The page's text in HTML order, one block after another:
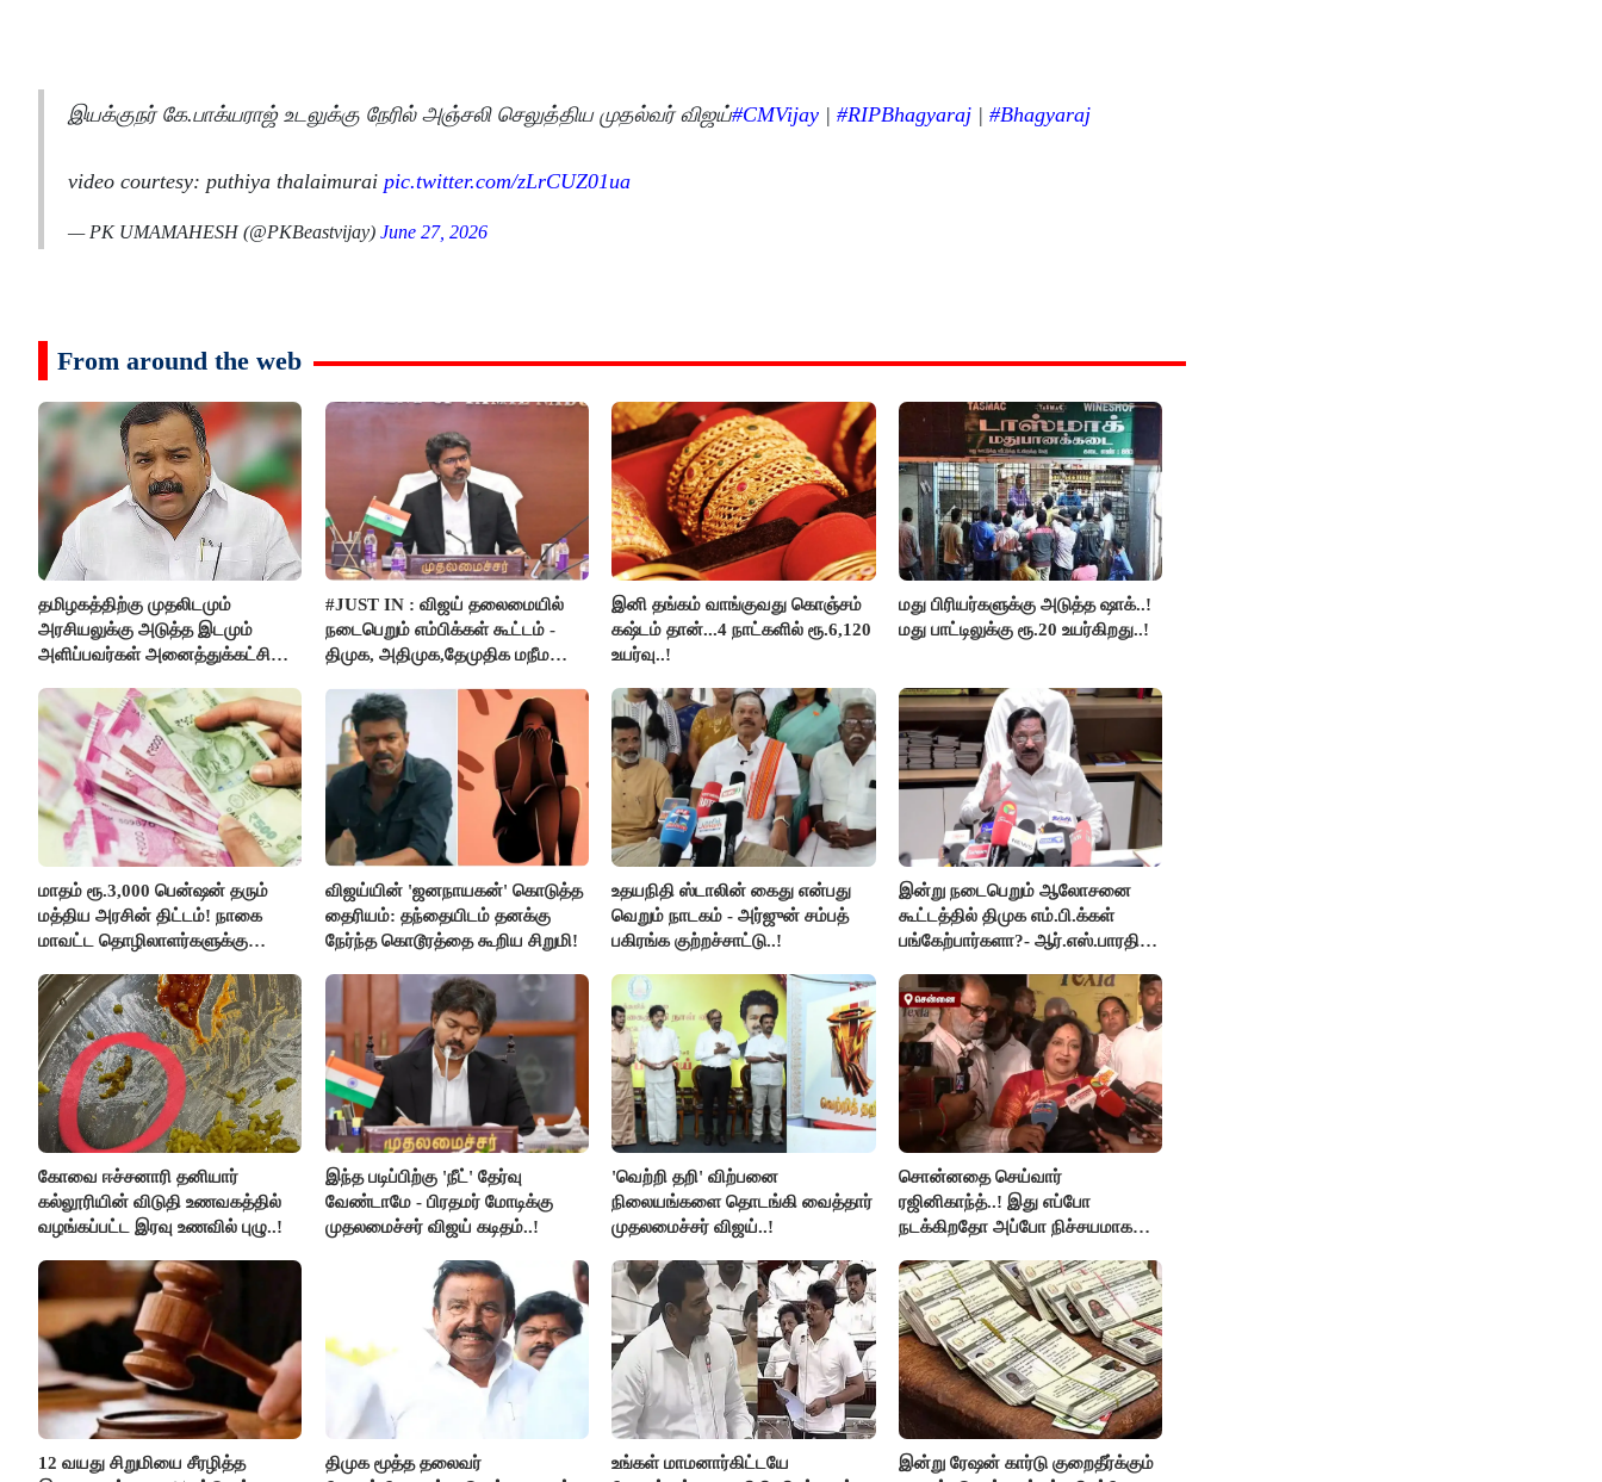
இயக்குநர் கே.பாக்யராஜ் உடலுக்கு நேரில் அஞ்சலி செலுத்திய முதல்வர் விஜய்#CMVijay | #RIPBhagyaraj | #Bhagyaraj
video courtesy: puthiya thalaimurai pic.twitter.com/zLrCUZ01ua
— PK UMAMAHESH (@PKBeastvijay) June 27, 2026
From around the web
தமிழகத்திற்கு முதலிடமும்
அரசியலுக்கு அடுத்த இடமும்
அளிப்பவர்கள் அனைத்துக்கட்சி
- மாணிக்கம் தாகூர்..!!
#JUST IN : விஜய் தலைமையில்
நடைபெறும் எம்பிக்கள் கூட்டம் -
திமுக, அதிமுக,தேமுதிக மநீம
இனி தங்கம் வாங்குவது கொஞ்சம்
கஷ்டம் தான்...4 நாட்களில் ரூ.6,120
உயர்வு..!
மது பிரியர்களுக்கு அடுத்த ஷாக்..!
மது பாட்டிலுக்கு ரூ.20 உயர்கிறது..!
மாதம் ரூ.3,000 பென்ஷன் தரும்
மத்திய அரசின் திட்டம்! நாகை
மாவட்ட தொழிலாளர்களுக்கு
செய்தி!
விஜய்யின் 'ஜனநாயகன்' கொடுத்த
தைரியம்: தந்தையிடம் தனக்கு
நேர்ந்த கொடூரத்தை கூறிய சிறுமி!
உதயநிதி ஸ்டாலின் கைது என்பது
வெறும் நாடகம் - அர்ஜுன் சம்பத்
பகிரங்க குற்றச்சாட்டு..!
இன்று நடைபெறும் ஆலோசனை
கூட்டத்தில் திமுக எம்.பி.க்கள்
பங்கேற்பார்களா?- ஆர்.எஸ்.பாரதி
கோவை ஈச்சனாரி தனியார்
கல்லூரியின் விடுதி உணவகத்தில்
வழங்கப்பட்ட இரவு உணவில் புழு..!
இந்த படிப்பிற்கு 'நீட்' தேர்வு
வேண்டாமே - பிரதமர் மோடிக்கு
முதலமைச்சர் விஜய் கடிதம்..!
'வெற்றி தறி' விற்பனை
நிலையங்களை தொடங்கி வைத்தார்
முதலமைச்சர் விஜய்..!
சொன்னதை செய்வார்
ரஜினிகாந்த்..! இது எப்போ
நடக்கிறதோ அப்போ நிச்சயமாக
ரஜினிகாந்த்..!
12 வயது சிறுமியை சீரழித்த
திமுக மூத்த தலைவர்
உங்கள் மாமனார்கிட்டயே
இன்று ரேஷன் கார்டு குறைதீர்க்கும்